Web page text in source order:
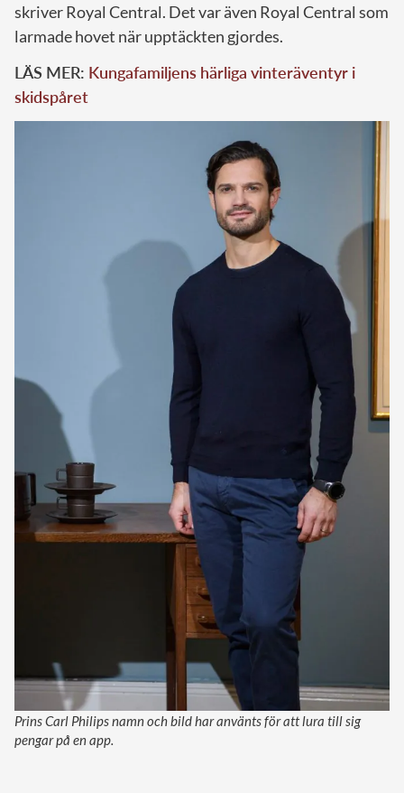
skriver Royal Central. Det var även Royal Central som
larmade hovet när upptäckten gjordes.
LÄS MER: Kungafamiljens härliga vinteräventyr i
skidspåret
Prins Carl Philips namn och bild har använts för att lura till sig
pengar på en app.